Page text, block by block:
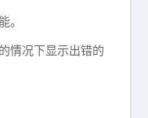
。
情况下显示出错的